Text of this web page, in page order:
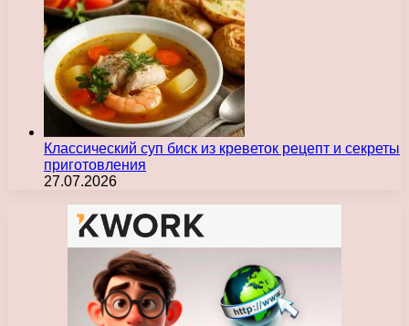
Классический суп биск из креветок рецепт и секреты
приготовления
27.07.2026